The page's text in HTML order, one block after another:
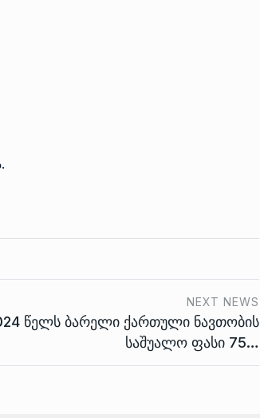
NEXT NEWS
წელს ბარელი ქართული ნავთობის
საშუალო ფასი 75…